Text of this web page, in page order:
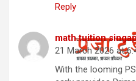
Reply
math tuition
21 March 2026 at
With the looming